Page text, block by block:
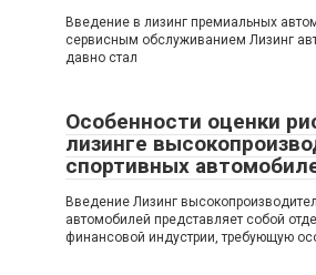
Введение в лизинг премиальных
сервисным обслуживанием Лизинг
давно стал
Особенности оценки
лизинге
спортивных
Введение Лизинг
автомобилей представляет собой
финансовой индустрии, требующую